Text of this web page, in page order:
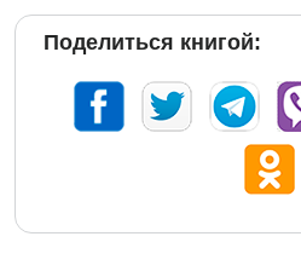
Поделиться книгой: